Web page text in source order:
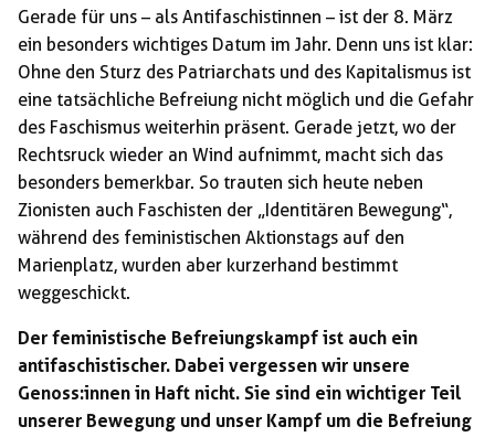
Gerade für uns – als Antifaschistinnen – ist der 8. März
ein besonders wichtiges Datum im Jahr. Denn uns ist klar:
Ohne den Sturz des Patriarchats und des Kapitalismus ist
eine tatsächliche Befreiung nicht möglich und die Gefahr
des Faschismus weiterhin präsent. Gerade jetzt, wo der
Rechtsruck wieder an Wind aufnimmt, macht sich das
besonders bemerkbar. So trauten sich heute neben
Zionisten auch Faschisten der „Identitären Bewegung“,
während des feministischen Aktionstags auf den
Marienplatz, wurden aber kurzerhand bestimmt
weggeschickt.
Der feministische Befreiungskampf ist auch ein
antifaschistischer. Dabei vergessen wir unsere
Genoss:innen in Haft nicht. Sie sind ein wichtiger Teil
unserer Bewegung und unser Kampf um die Befreiung